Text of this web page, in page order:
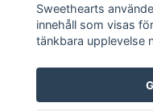
Sweethearts
innehåll som visas
tänkbara upplevelse